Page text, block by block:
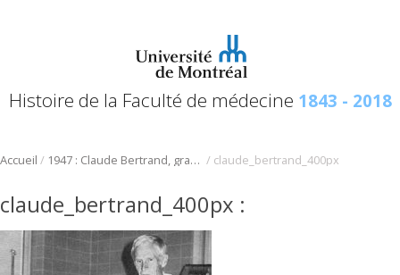
Histoire de la Faculté de médecine 1843 - 2018
Accueil / 1947 : Claude Bertrand, grand pionnier de la neurochirurgie francophone au Québec / claude_bertrand_400px
claude_bertrand_400px :